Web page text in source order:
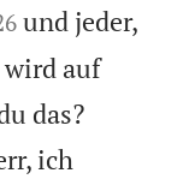
und jeder,
wird auf
das?
ich